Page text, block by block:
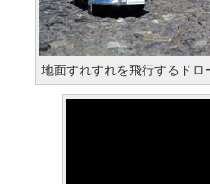
地面すれすれを飛行するドロ